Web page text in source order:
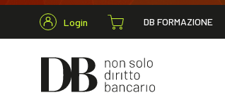
Login DB FORMAZIONE